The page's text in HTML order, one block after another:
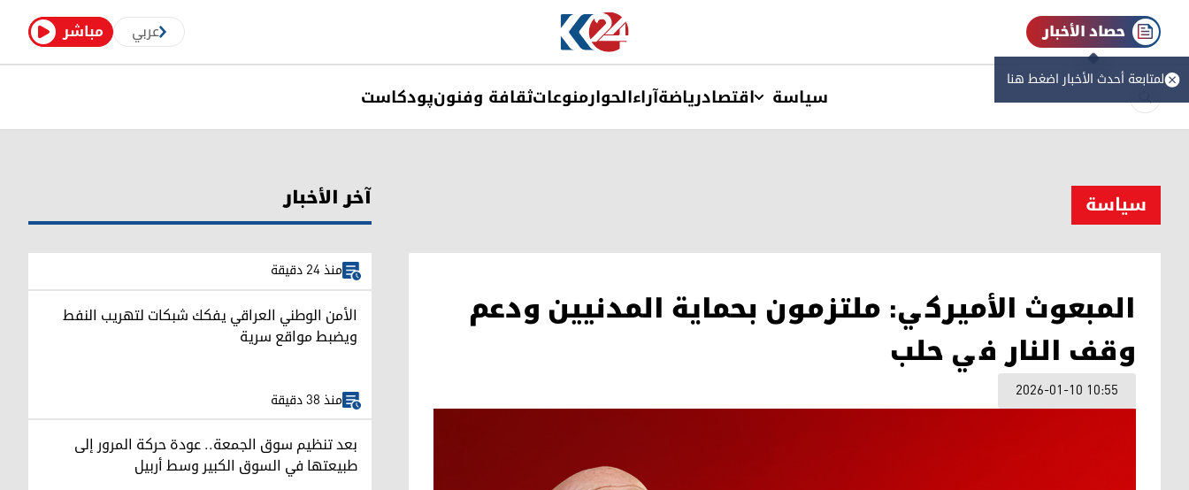
مباشر عربي حصاد الأخبار
لمتابعة أحدث الأخبار اضغط هنا
سیاسة اقتصادریاضةآراءالحوارمنوعاتثقافة وفنونپودکاست
سیاسة
المبعوث الأميركي: ملتزمون بحماية المدنيين ودعم
وقف النار في حلب
2026-01-10 10:55
آخر الأخبار
منذ 24 دقيقة
الأمن الوطني العراقي يفكك شبكات لتهريب النفط
ويضبط مواقع سرية
منذ 38 دقيقة
بعد تنظيم سوق الجمعة.. عودة حركة المرور إلى
طبيعتها في السوق الكبير وسط أربيل